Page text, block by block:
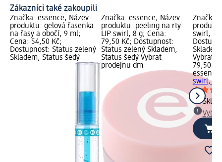
Zákazníci také zakoupili
Značka: essence; Název
produktu: gelová řasenka
na řasy a obočí, 9 ml;
Cena: 54,50 Kč;
Dostupnost: Status zelený
Skladem, Status šedý
Značka: essence; Název
produktu: peeling na rty
LIP swirl, 8 g; Cena:
79,50 Kč; Dostupnost:
Status zelený Skladem,
Status šedý Vybrat
prodejnu dm
Značka:
swirl, 8
Vybrat
79,50 Kč
essence
swirl, 8 g